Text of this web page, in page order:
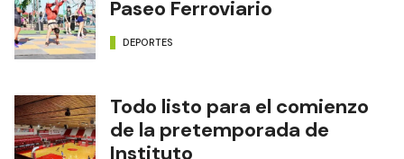
Paseo Ferroviario
DEPORTES
Todo listo para el comienzo
de la pretemporada de
Instituto